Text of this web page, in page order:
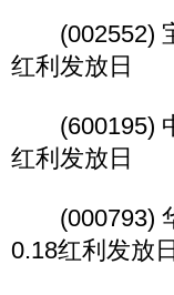
(002552) 宝
红利发放日
(600195) 中
红利发放日
(000793) 华
0.18红利发放日